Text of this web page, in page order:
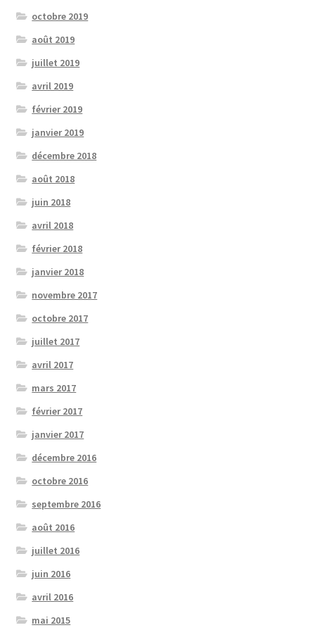
octobre 2019
août 2019
juillet 2019
avril 2019
février 2019
janvier 2019
décembre 2018
août 2018
juin 2018
avril 2018
février 2018
janvier 2018
novembre 2017
octobre 2017
juillet 2017
avril 2017
mars 2017
février 2017
janvier 2017
décembre 2016
octobre 2016
septembre 2016
août 2016
juillet 2016
juin 2016
avril 2016
mai 2015